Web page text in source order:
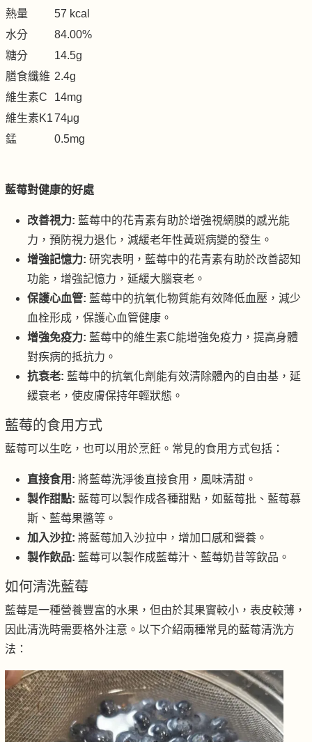
熱量
57 kcal
水分
84.00%
糖分
14.5g
膳食纖維 2.4g
維生素C
14mg
維生素K174μg
錳
0.5mg
藍莓對健康的好處
改善視力: 藍莓中的花青素有助於增強視網膜的感光能
力，預防視力退化，減緩老年性黃斑病變的發生。
增強記憶力: 研究表明，藍莓中的花青素有助於改善認知
功能，增強記憶力，延緩大腦衰老。
保護心血管: 藍莓中的抗氧化物質能有效降低血壓，減少
血栓形成，保護心血管健康。
增強免疫力: 藍莓中的維生素C能增強免疫力，提高身體
對疾病的抵抗力。
抗衰老: 藍莓中的抗氧化劑能有效清除體內的自由基，延
緩衰老，使皮膚保持年輕狀態。
藍莓的食用方式
藍莓可以生吃，也可以用於烹飪。常見的食用方式包括：
直接食用: 將藍莓洗淨後直接食用，風味清甜。
製作甜點: 藍莓可以製作成各種甜點，如藍莓批、藍莓慕
斯、藍莓果醬等。
加入沙拉: 將藍莓加入沙拉中，增加口感和營養。
製作飲品: 藍莓可以製作成藍莓汁、藍莓奶昔等飲品。
如何清洗藍莓
藍莓是一種營養豐富的水果，但由於其果實較小，表皮較薄，
因此清洗時需要格外注意。以下介紹兩種常見的藍莓清洗方
法：